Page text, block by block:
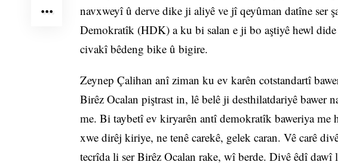
navxweyî û derve dike ji aliyê ve jî qeyûman datîne ser
Demokratîk (HDK) a ku bi salan e ji bo aştiyê hewl
civakî bêdeng bike û bigire.
Zeynep Çalihan anî ziman ku ev karên cotstandartî
Birêz Ocalan piştrast in, lê belê ji desthilatdariyê bawer
me. Bi taybetî ev kiryarên antî demokratîk baweriya
xwe dirêj kiriye, ne tenê carekê, gelek caran. Vê carê
tecrîda li ser Birêz Ocalan rake, wî berde. Divê êdî